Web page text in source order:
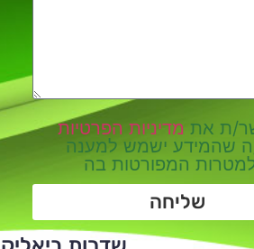
ת את מדיניות הפרטיות
ה שהמידע ישמש למענה
המפורטות בה
שליחה